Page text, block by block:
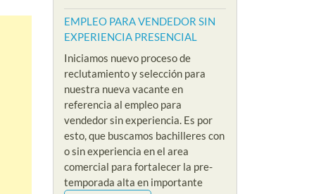
EMPLEO PARA VENDEDOR SIN
EXPERIENCIA PRESENCIAL
Iniciamos nuevo proceso de
reclutamiento y selección para
nuestra nueva vacante en
referencia al empleo para
vendedor sin experiencia. Es por
esto, que buscamos bachilleres con
o sin experiencia en el area
comercial para fortalecer la pre-
temporada alta en importante